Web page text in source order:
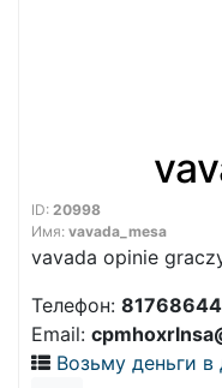
ID: 20998
Имя: vavada_mesa
vavada opinie
Телефон:
Email:
Возьму деньги в